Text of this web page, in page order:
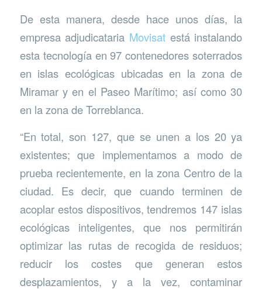
De esta manera, desde hace unos días, la
empresa adjudicataria Movisat está instalando
esta tecnología en 97 contenedores soterrados
en islas ecológicas ubicadas en la zona de
Miramar y en el Paseo Marítimo; así como 30
en la zona de Torreblanca.
“En total, son 127, que se unen a los 20 ya
existentes; que implementamos a modo de
prueba recientemente, en la zona Centro de la
ciudad. Es decir, que cuando terminen de
acoplar estos dispositivos, tendremos 147 islas
ecológicas inteligentes, que nos permitirán
optimizar las rutas de recogida de residuos;
reducir los costes que generan estos
desplazamientos, y a la vez, contaminar